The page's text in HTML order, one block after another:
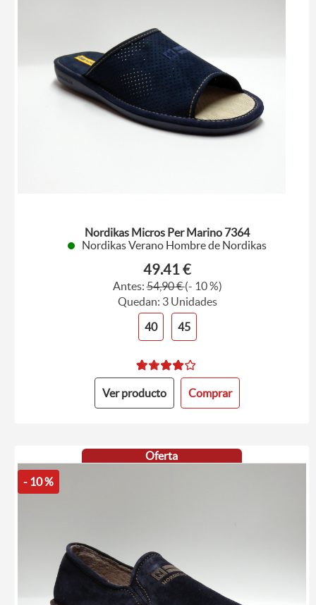
Nordikas Micros Per Marino 7364
Nordikas Verano Hombre de Nordikas
49.41 €
Antes:54,90 €(- 10 %)
Quedan: 3 Unidades
40
45
Ver producto Comprar
Oferta
- 10 %